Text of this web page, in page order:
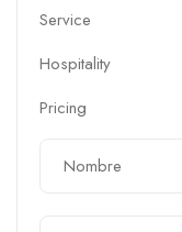
Service
Hospitality
Pricing